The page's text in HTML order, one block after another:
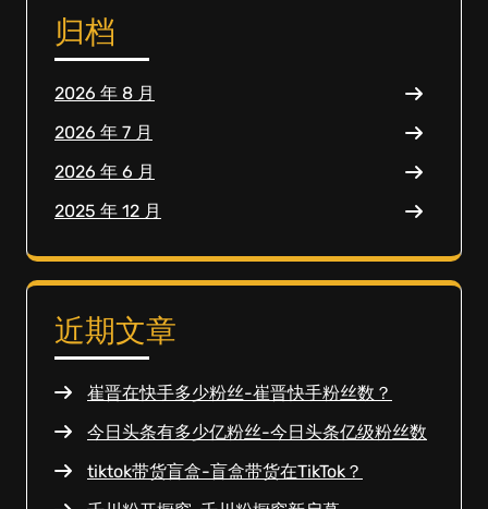
归档
2026 年 8 月
2026 年 7 月
2026 年 6 月
2025 年 12 月
近期文章
崔晋在快手多少粉丝-崔晋快手粉丝数？
今日头条有多少亿粉丝-今日头条亿级粉丝数
tiktok带货盲盒-盲盒带货在TikTok？